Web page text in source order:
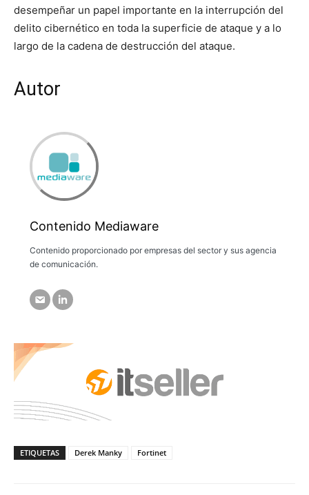
desempeñar un papel importante en la interrupción del
delito cibernético en toda la superficie de ataque y a lo
largo de la cadena de destrucción del ataque.
Autor
Contenido Mediaware
Contenido proporcionado por empresas del sector y sus agencia
de comunicación.
ETIQUETAS Derek Manky Fortinet